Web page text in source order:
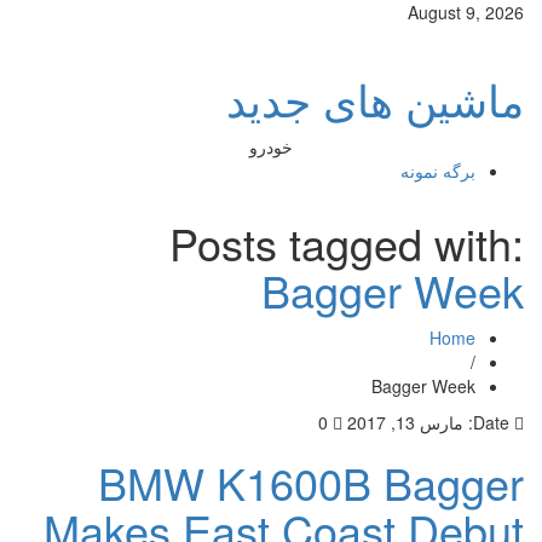
August 9, 2026
ماشین های جدید
خودرو
برگه نمونه
Posts tagged with:
Bagger Week
Home
/
Bagger Week
Date: مارس 13, 2017 0
BMW K1600B Bagger
Makes East Coast Debut